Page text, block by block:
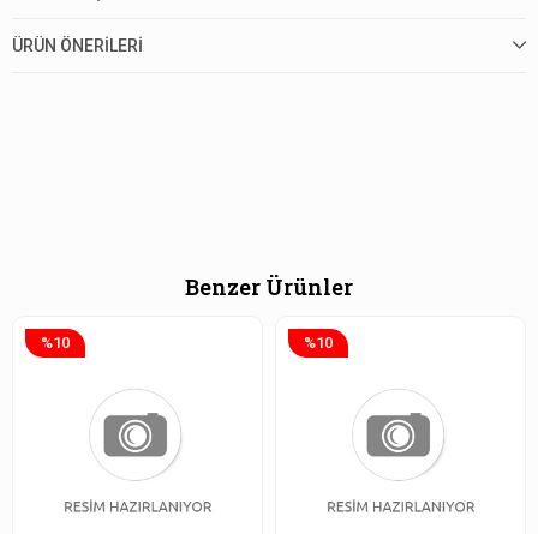
ÜRÜN ÖNERILERI
Benzer Ürünler
%10 %10